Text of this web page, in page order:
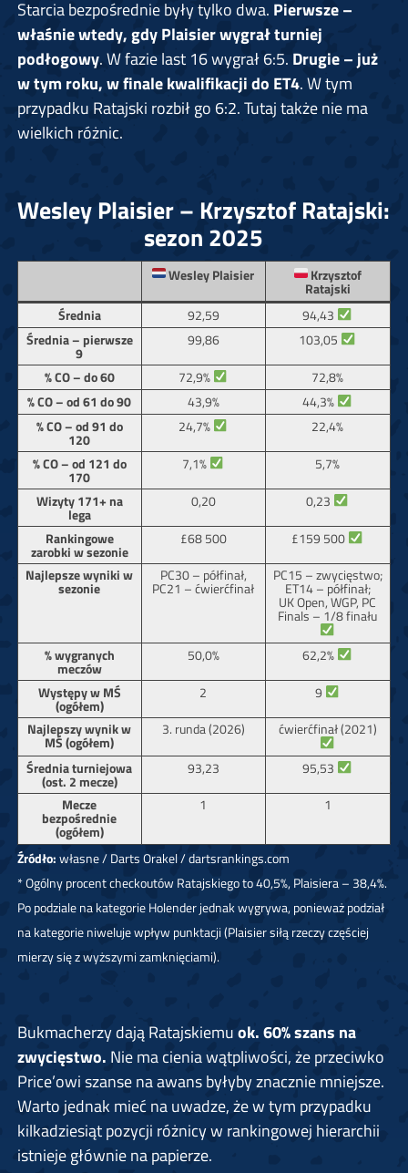
Starcia bezpośrednie były tylko dwa. Pierwsze –
właśnie wtedy, gdy Plaisier wygrał turniej
podłogowy. W fazie last 16 wygrał 6:5. Drugie – już
w tym roku, w finale kwalifikacji do ET4. W tym
przypadku Ratajski rozbił go 6:2. Tutaj także nie ma
wielkich różnic.
Wesley Plaisier – Krzysztof Ratajski:
sezon 2025
Wesley Plaisier Krzysztof
Ratajski
Średnia
92,59
94,43
Średnia – pierwsze
9
99,86
103,05
% CO – do 60
72,9%
72,8%
% CO – od 61 do 90
43,9%
44,3%
% CO – od 91 do
120
24,7%
22,4%
% CO – od 121 do
170
7,1%
5,7%
Wizyty 171+ na
lega
0,20
0,23
Rankingowe
zarobki w sezonie
£68 500
£159 500
Najlepsze wyniki w
sezonie
PC30 – półfinał,
PC21 – ćwierćfinał
PC15 – zwycięstwo;
ET14 – półfinał;
UK Open, WGP, PC
Finals – 1/8 finału
% wygranych
meczów
50,0%
62,2%
Występy w MŚ
(ogółem)
2
9
Najlepszy wynik w
MŚ (ogółem)
3. runda (2026)
ćwierćfinał (2021)
Średnia turniejowa
(ost. 2 mecze)
93,23
95,53
Mecze
bezpośrednie
(ogółem)
1 1
Źródło:własne / Darts Orakel / dartsrankings.com
* Ogólny procent checkoutów Ratajskiego to 40,5%, Plaisiera – 38,4%.
Po podziale na kategorie Holender jednak wygrywa, ponieważ podział
na kategorie niweluje wpływ punktacji (Plaisier siłą rzeczy częściej
mierzy się z wyższymi zamknięciami).
Bukmacherzy dają Ratajskiemuok. 60% szans na
zwycięstwo. Nie ma cienia wątpliwości, że przeciwko
Price’owi szanse na awans byłyby znacznie mniejsze.
Warto jednak mieć na uwadze, że w tym przypadku
kilkadziesiąt pozycji różnicy w rankingowej hierarchii
istnieje głównie na papierze.